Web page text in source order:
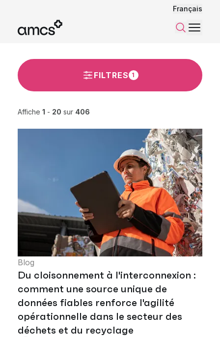
Français
Menu
FILTRES 1
Affiche 1 - 20 sur 406
Blog
Du cloisonnement à l'interconnexion :
comment une source unique de
données fiables renforce l'agilité
opérationnelle dans le secteur des
déchets et du recyclage